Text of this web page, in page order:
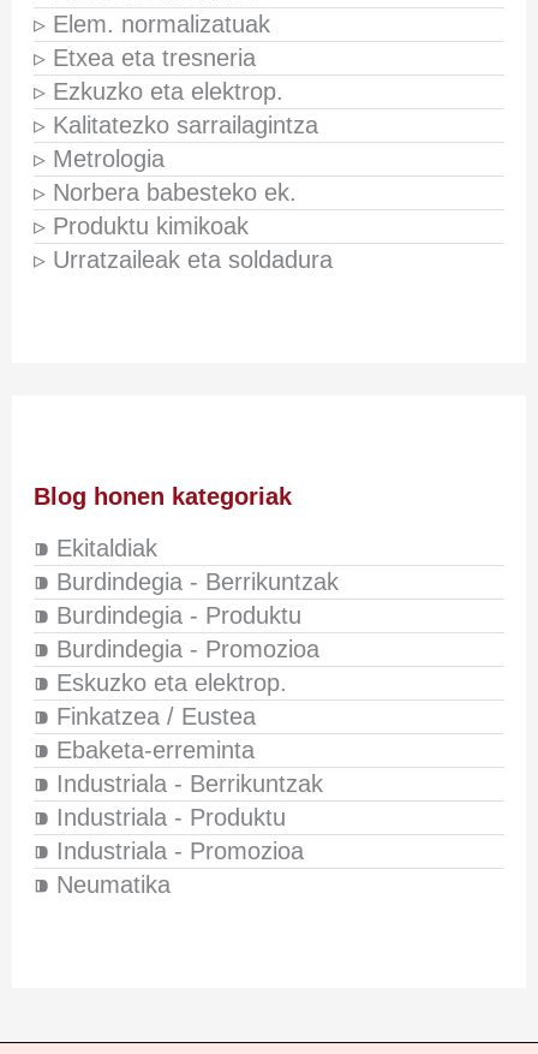
▹ Elem. normalizatuak
▹ Etxea eta tresneria
▹ Ezkuzko eta elektrop.
▹ Kalitatezko sarrailagintza
▹ Metrologia
▹ Norbera babesteko ek.
▹ Produktu kimikoak
▹ Urratzaileak eta soldadura
Blog honen kategoriak
⁍ Ekitaldiak
⁍ Burdindegia - Berrikuntzak
⁍ Burdindegia - Produktu
⁍ Burdindegia - Promozioa
⁍ Eskuzko eta elektrop.
⁍ Finkatzea / Eustea
⁍ Ebaketa-erreminta
⁍ Industriala - Berrikuntzak
⁍ Industriala - Produktu
⁍ Industriala - Promozioa
⁍ Neumatika